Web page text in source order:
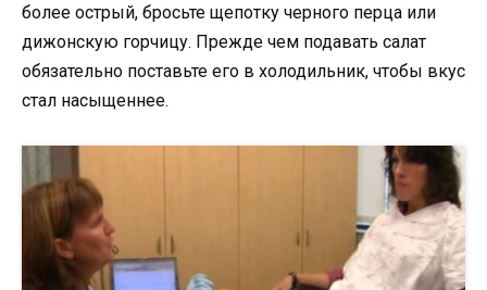
более острый, бросьте щепотку черного перца или
дижонскую горчицу. Прежде чем подавать салат
обязательно поставьте его в холодильник, чтобы вкус
стал насыщеннее.